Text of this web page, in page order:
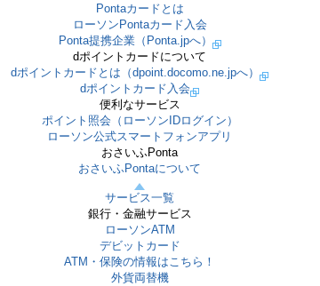
Pontaカードとは
ローソンPontaカード入会
Ponta提携企業（Ponta.jpへ）
dポイントカードについて
dポイントカードとは（dpoint.docomo.ne.jpへ）
dポイントカード入会
便利なサービス
ポイント照会（ローソンIDログイン）
ローソン公式スマートフォンアプリ
おさいふPonta
おさいふPontaについて
サービス一覧
銀行・金融サービス
ローソンATM
デビットカード
ATM・保険の情報はこちら！
外貨両替機